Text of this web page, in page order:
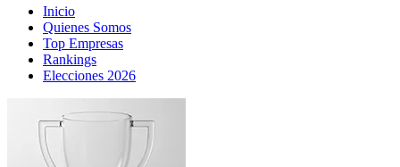
Inicio
Quienes Somos
Top Empresas
Rankings
Elecciones 2026